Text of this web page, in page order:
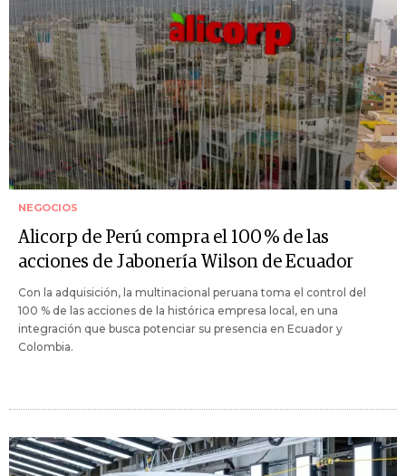
NEGOCIOS
Alicorp de Perú compra el 100 % de las
acciones de Jabonería Wilson de Ecuador
Con la adquisición, la multinacional peruana toma el control del
100 % de las acciones de la histórica empresa local, en una
integración que busca potenciar su presencia en Ecuador y
Colombia.